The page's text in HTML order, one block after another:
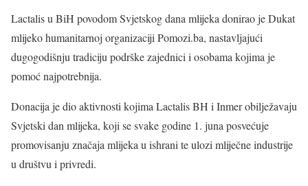
Lactalis u BiH povodom Svjetskog dana mlijeka donirao je Dukat
mlijeko humanitarnoj organizaciji Pomozi.ba, nastavljajući
dugogodišnju tradiciju podrške zajednici i osobama kojima je
pomoć najpotrebnija.
Donacija je dio aktivnosti kojima Lactalis BH i Inmer obilježavaju
Svjetski dan mlijeka, koji se svake godine 1. juna posvećuje
promovisanju značaja mlijeka u ishrani te ulozi mliječne industrije
u društvu i privredi.